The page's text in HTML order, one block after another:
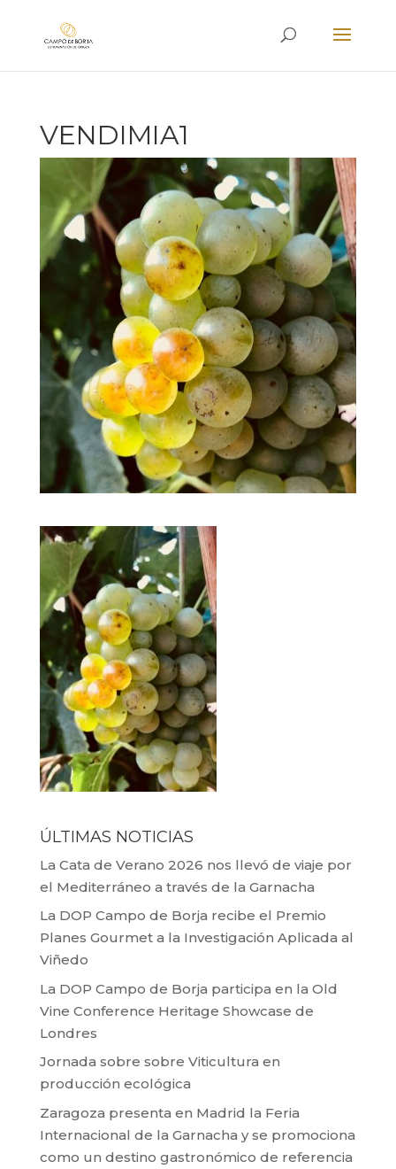
VENDIMIA1
ÚLTIMAS NOTICIAS
La Cata de Verano 2026 nos llevó de viaje por
el Mediterráneo a través de la Garnacha
La DOP Campo de Borja recibe el Premio
Planes Gourmet a la Investigación Aplicada al
Viñedo
La DOP Campo de Borja participa en la Old
Vine Conference Heritage Showcase de
Londres
Jornada sobre sobre Viticultura en
producción ecológica
Zaragoza presenta en Madrid la Feria
Internacional de la Garnacha y se promociona
como un destino gastronómico de referencia